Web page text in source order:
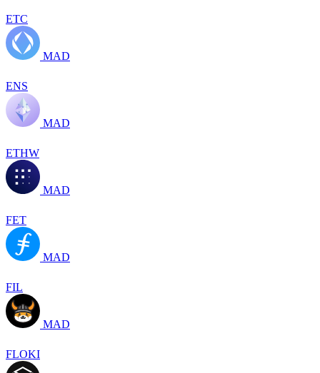
ETC
MAD
ENS
MAD
ETHW
MAD
FET
MAD
FIL
MAD
FLOKI